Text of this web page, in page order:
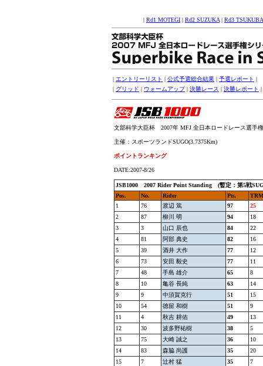
| Rd1 MOTEGI | Rd2 SUZUKA | Rd3 TSUKUBA
| エントリーリスト | 公式予選総合結果 | 予選レポート |
| グリッド | ウォームアップ| 決勝レース | 決勝レポート |
文部科学大臣杯 2007年 MFJ 全日本ロードレース選手
主催：スポーツランドSUGO(3.7375Km)
ポイントランキング
DATE:2007-8/26
JSB1000 2007 Rider Point Standing (暫定： 第5戦
Pos.
No. Rider Pts.
TRM
1
76 渡辺 篤 97
25
2
87 柳川 明 94
18
3
3 山口 辰也 84
22
4
81 阿部 典史 82
16
5
39 酒井 大作 77
12
6
73 安田 毅史 77
11
7
48 手島 雄介 65
8
8
10 亀谷 長純 63
14
9
9 中須賀克行 51
15
10
54 徳留 和樹 51
9
11
4 秋吉 耕佑 49
13
12
30 波多野祐樹 38
5
13
75 大崎 誠之 36
10
14
83 森脇 尚護 35
20
15
7 辻村 猛 35
7